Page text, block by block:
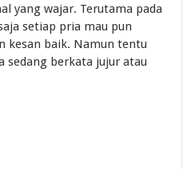
yang wajar. Terutama pada
setiap pria mau pun
kesan baik. Namun tentu
sedang berkata jujur atau